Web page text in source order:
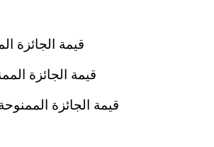
قيمة الجائزة
قيمة الجائزة
قيمة الجائزة